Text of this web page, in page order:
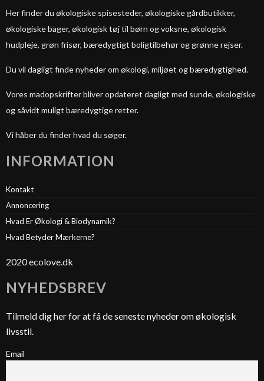
Her finder du økologiske spisesteder, økologiske gårdbutikker,
økologiske bager, økologisk tøj til børn og voksne, økologisk
hudpleje, grøn frisør, bæredygtigt boligtilbehør og grønne rejser.
Du vil dagligt finde nyheder om økologi, miljøet og bæredygtighed.
Vores madopskrifter bliver opdateret dagligt med sunde, økologiske
og såvidt muligt bæredygtige retter.
Vi håber du finder hvad du søger.
INFORMATION
Kontakt
Annoncering
Hvad Er Økologi & Biodynamik?
Hvad Betyder Mærkerne?
2020 ecolove.dk
NYHEDSBREV
Tilmeld dig her for at få de seneste nyheder om økologisk
livsstil.
Email